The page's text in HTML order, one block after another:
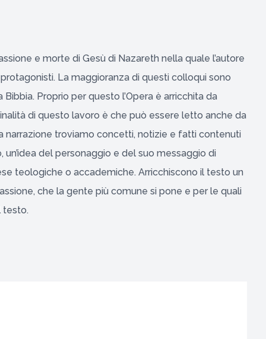
e morte di Gesù di Nazareth nella quale l’autore
La maggioranza di questi colloqui sono
Proprio per questo l’Opera è arricchita da
di questo lavoro è che può essere letto anche da
narrazione troviamo concetti, notizie e fatti contenuti
del personaggio e del suo messaggio di
teologiche o accademiche. Arricchiscono il testo un
che la gente più comune si pone e per le quali
testo.